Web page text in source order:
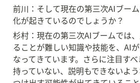
前川：そして現在の第三次AIブー
化が起きているのでしょうか？
杉村：現在の第三次AIブームでは
ることが難しい知識や技能を、AI
なってきています。さらに注目す
持っていない、説明もできないよ